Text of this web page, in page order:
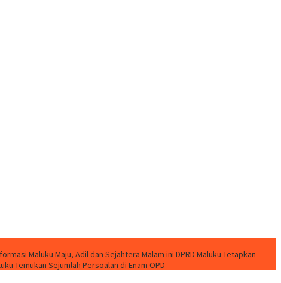
Maluku Maju, Adil dan Sejahtera Malam ini DPRD Maluku Tetapkan
Temukan Sejumlah Persoalan di Enam OPD